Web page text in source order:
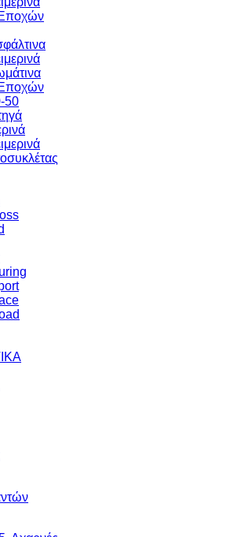
50